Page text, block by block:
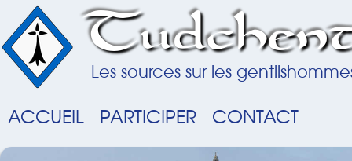
Les sources sur les
ACCUEIL PARTICIPER CONTACT